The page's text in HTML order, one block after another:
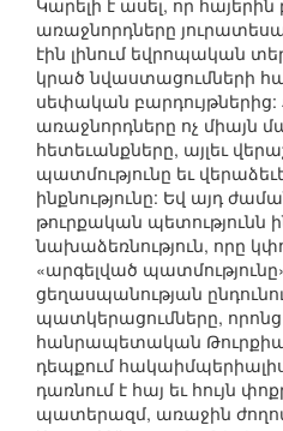
Կարելի է ասել, որ
առաջնորդները
էին լինում եվրոպական
կրած նվաստացումների
սեփական
առաջնորդները ոչ միայն
հետեւանքները, այլեւ
պատմությունը եւ
ինքնությունը: Եվ այդ
թուրքական պետությունն
նախաձեռնություն, որը
«արգելված
ցեղասպանության
պատկերացումները,
հանրապետական
դեպքում
դառնում է հայ եւ հույն
պատերազմ, առաջին